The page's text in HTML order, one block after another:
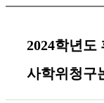
2024학년도
사학위청구